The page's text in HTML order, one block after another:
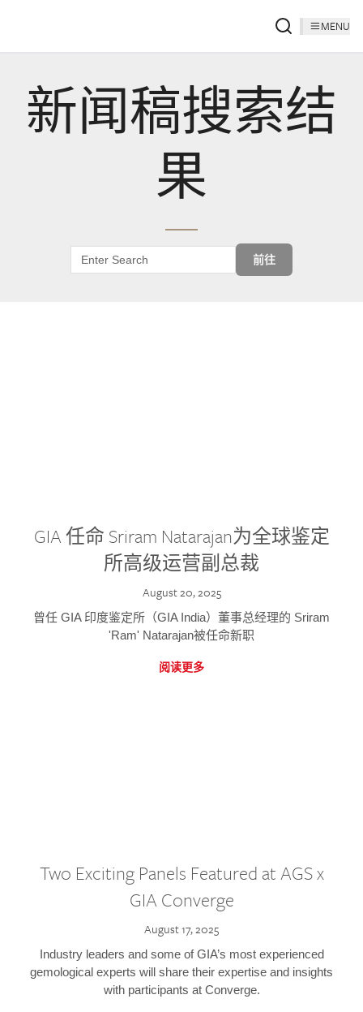
MENU
新闻稿搜索结
果
前往
GIA 任命 Sriram Natarajan为全球鉴定
所高级运营副总裁
August 20, 2025
曾任 GIA 印度鉴定所（GIA India）董事总经理的 Sriram
'Ram' Natarajan被任命新职
阅读更多
Two Exciting Panels Featured at AGS x
GIA Converge
August 17, 2025
Industry leaders and some of GIA’s most experienced
gemological experts will share their expertise and insights
with participants at Converge.